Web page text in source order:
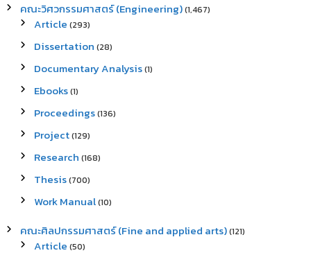
คณะวิศวกรรมศาสตร์ (Engineering)(1,467)
Article (293)
Dissertation (28)
Documentary Analysis(1)
Ebooks(1)
Proceedings(136)
Project(129)
Research (168)
Thesis(700)
Work Manual(10)
คณะศิลปกรรมศาสตร์ (Fine and applied arts)(121)
Article (50)